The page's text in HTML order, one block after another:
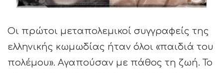
Οι πρώτοι μεταπολεμικοί συγγραφείς της
ελληνικής κωμωδίας ήταν όλοι «παιδιά του
πολέμου». Αγαπούσαν με πάθος τη ζωή. Το